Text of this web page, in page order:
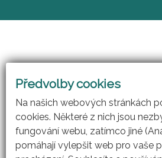
(CZ.1.07/1.3.00/
Předvolby cookies
Na našich webových stránkách
cookies. Některé z nich jsou
fungování webu, zatímco jiné
pomáhají vylepšit web pro vaše